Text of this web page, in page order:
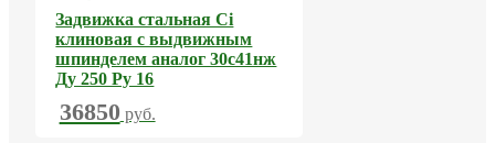
Задвижка стальная Ci
клиновая с выдвижным
шпинделем аналог 30с41нж
Ду 250 Ру 16
36850 руб.